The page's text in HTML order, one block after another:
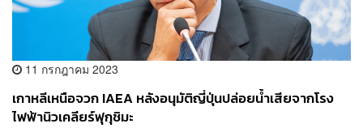
11 กรกฎาคม 2023
เกาหลีเหนือจวก IAEA หลังอนุมัติญี่ปุ่นปล่อยน้ำเสียจากโรง
ไฟฟ้านิวเคลียร์ฟุกุชิมะ